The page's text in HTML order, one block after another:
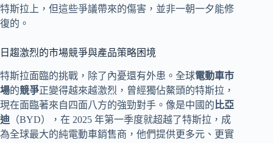
特斯拉上，但這些爭議帶來的傷害，並非一朝一夕能修
復的。
日趨激烈的市場競爭與產品策略困境
特斯拉面臨的挑戰，除了內憂還有外患。全球電動車市
場的競爭正變得越來越激烈，曾經獨佔鰲頭的特斯拉，
現在面臨著來自四面八方的強勁對手。像是中國的比亞
迪 （BYD），在 2025 年第一季度就超越了特斯拉，成
為全球最大的純電動車銷售商，他們提供更多元、更實